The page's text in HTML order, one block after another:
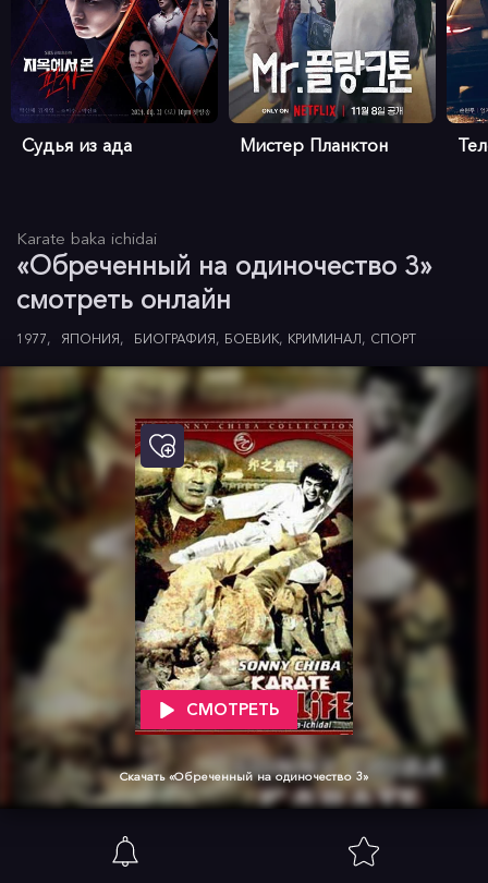
Судья из ада Мистер Планктон
Karate baka ichidai
«Обреченный на одиночество 3»
смотреть онлайн
1977 ЯПОНИЯ БИОГРАФИЯ БОЕВИК КРИМИНАЛ СПОРТ
СМОТРЕТЬ
Скачать «Обреченный на одиночество 3»